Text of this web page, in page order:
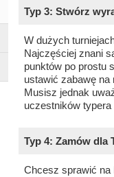
Typ 3: Stwórz
W dużych
Najczęściej znani
punktów po prostu
ustawić zabawę na
Musisz jednak
uczestników typera
Typ 4: Zamów dla
Chcesz sprawić na